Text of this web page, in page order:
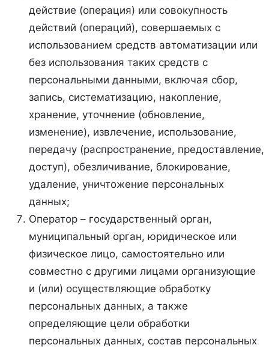
действие (операция) или совокупность
действий (операций), совершаемых с
использованием средств автоматизации или
без использования таких средств с
персональными данными, включая сбор,
запись, систематизацию, накопление,
хранение, уточнение (обновление,
изменение), извлечение, использование,
передачу (распространение, предоставление,
доступ), обезличивание, блокирование,
удаление, уничтожение персональных
данных;
Оператор – государственный орган,
муниципальный орган, юридическое или
физическое лицо, самостоятельно или
совместно с другими лицами организующие
и (или) осуществляющие обработку
персональных данных, а также
определяющие цели обработки
персональных данных, состав персональных